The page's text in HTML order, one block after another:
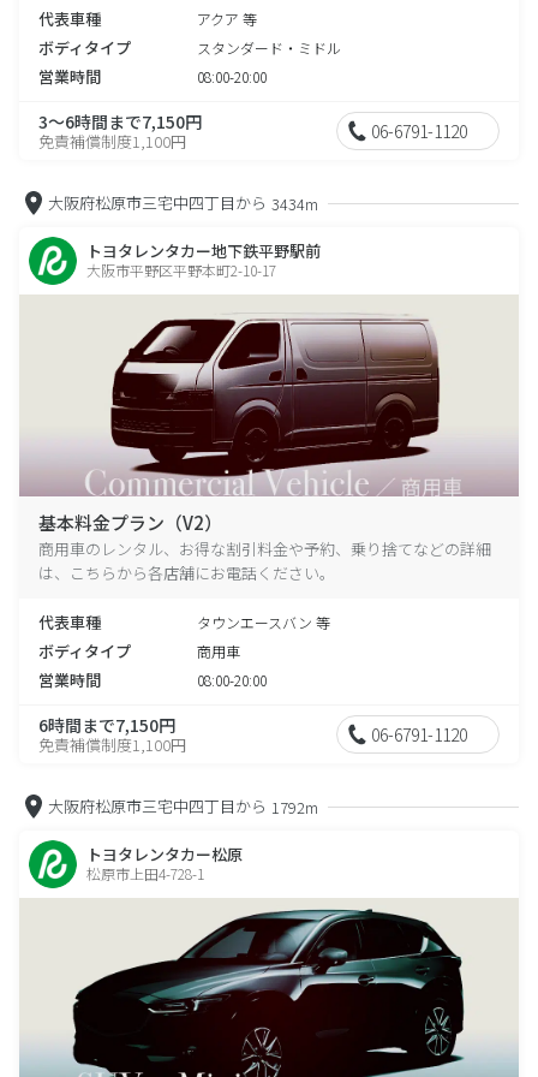
代表車種 アクア 等
ボディタイプ スタンダード・ミドル
営業時間 08:00-20:00
3～6時間まで7,150円
免責補償制度1,100円 06-6791-1120
大阪府松原市三宅中四丁目から 3434m
トヨタレンタカー地下鉄平野駅前
大阪市平野区平野本町2-10-17
基本料金プラン（V2）
商用車のレンタル、お得な割引料金や予約、乗り捨てなどの詳細
は、こちらから各店舗にお電話ください。
代表車種 タウンエースバン 等
ボディタイプ 商用車
営業時間 08:00-20:00
6時間まで7,150円
免責補償制度1,100円 06-6791-1120
大阪府松原市三宅中四丁目から 1792m
トヨタレンタカー松原
松原市上田4-728-1